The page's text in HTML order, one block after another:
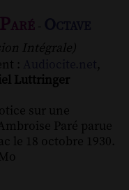
-
Intégrale)
:
,
Luttringer
sur une
Paré parue
le 18 octobre 1930.
Mo